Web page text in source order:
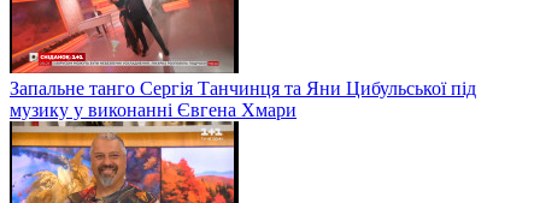
Запальне танго Сергія Танчинця та Яни Цибульської під
музику у виконанні Євгена Хмари